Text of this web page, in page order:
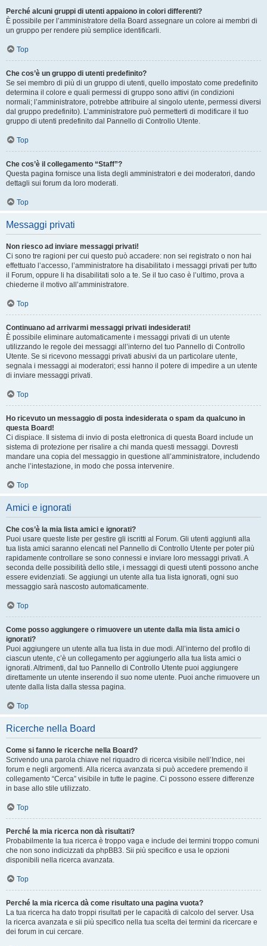
Perché alcuni gruppi di utenti appaiono in colori differenti?
È possibile per l’amministratore della Board assegnare un colore ai membri di
un gruppo per rendere più semplice identificarli.
Top
Che cos’è un gruppo di utenti predefinito?
Se sei membro di più di un gruppo di utenti, quello impostato come predefinito
determina il colore e quali permessi di gruppo sono attivi (in condizioni
normali; l’amministratore, potrebbe attribuire al singolo utente, permessi diversi
dal gruppo predefinito). L’amministratore può permetterti di modificare il tuo
gruppo di utenti predefinito dal Pannello di Controllo Utente.
Top
Che cos’è il collegamento “Staff”?
Questa pagina fornisce una lista degli amministratori e dei moderatori, dando
dettagli sui forum da loro moderati.
Top
Messaggi privati
Non riesco ad inviare messaggi privati!
Ci sono tre ragioni per cui questo può accadere: non sei registrato o non hai
effettuato l’accesso, l’amministratore ha disabilitato i messaggi privati per tutto
il Forum, oppure li ha disabilitati solo a te. Se il tuo caso è l’ultimo, prova a
chiederne il motivo all’amministratore.
Top
Continuano ad arrivarmi messaggi privati indesiderati!
È possibile eliminare automaticamente i messaggi privati ​​di un utente
utilizzando le regole dei messaggi all’interno del tuo Pannello di Controllo
Utente. Se si ricevono messaggi privati ​​abusivi da un particolare utente,
segnala i messaggi ai moderatori; essi hanno il potere di impedire a un utente
di inviare messaggi privati​​.
Top
Ho ricevuto un messaggio di posta indesiderata o spam da qualcuno in
questa Board!
Ci dispiace. Il sistema di invio di posta elettronica di questa Board include un
sistema di protezione per risalire a chi manda questi messaggi. Dovresti
mandare una copia del messaggio in questione all’amministratore, includendo
anche l’intestazione, in modo che possa intervenire.
Top
Amici e ignorati
Che cos’è la mia lista amici e ignorati?
Puoi usare queste liste per gestire gli iscritti al Forum. Gli utenti aggiunti alla
tua lista amici saranno elencati nel Pannello di Controllo Utente per poter più
rapidamente controllare se sono connessi e inviare loro messaggi privati. A
seconda delle possibilità dello stile, i messaggi di questi utenti possono anche
essere evidenziati. Se aggiungi un utente alla tua lista ignorati, ogni suo
messaggio sarà nascosto automaticamente.
Top
Come posso aggiungere o rimuovere un utente dalla mia lista amici o
ignorati?
Puoi aggiungere un utente alla tua lista in due modi. All’interno del profilo di
ciascun utente, c’è un collegamento per aggiungerlo alla tua lista amici o
ignorati. Altrimenti, dal tuo Pannello di Controllo Utente puoi aggiungere
direttamente un utente inserendo il suo nome utente. Puoi anche rimuovere un
utente dalla lista dalla stessa pagina.
Top
Ricerche nella Board
Come si fanno le ricerche nella Board?
Scrivendo una parola chiave nel riquadro di ricerca visibile nell’Indice, nei
forum e negli argomenti. Alla ricerca avanzata si può accedere premendo il
collegamento “Cerca” visibile in tutte le pagine. Ci possono essere differenze
in base allo stile utilizzato.
Top
Perché la mia ricerca non dà risultati?
Probabilmente la tua ricerca è troppo vaga e include dei termini troppo comuni
che non sono indicizzati da phpBB3. Sii più specifico e usa le opzioni
disponibili nella ricerca avanzata.
Top
Perché la mia ricerca dà come risultato una pagina vuota?
La tua ricerca ha dato troppi risultati per le capacità di calcolo del server. Usa
la ricerca avanzata e sii più specifico nella tua scelta dei termini da ricercare e
dei forum in cui cercare.